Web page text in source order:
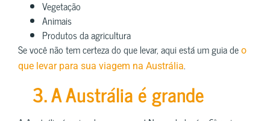
Vegetação
Animais
Produtos da agricultura
Se você não tem certeza do que levar, aqui está um guia de o
que levar para sua viagem na Austrália.
3. A Austrália é grande